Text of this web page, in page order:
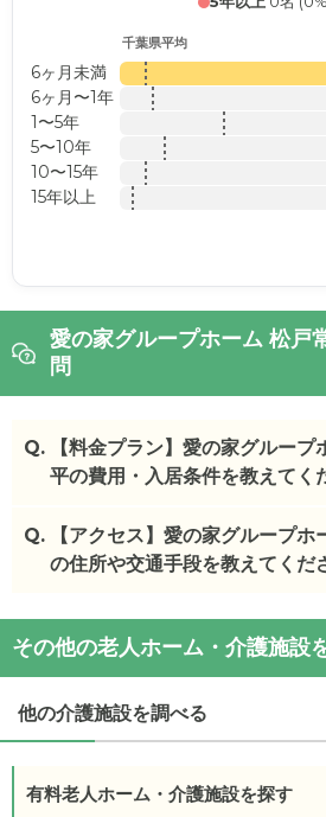
千葉県平均
6ヶ月未満
6ヶ月〜1年
1〜5年
5〜10年
10〜15年
15年以上
愛の家グループホーム 松戸
問
Q.
【料金プラン】愛の家グルー
平の費用・入居条件を教えてく
愛の家グループホーム 松戸常盤
金は次のとおりです。
・月額費用が15.6万円
・要介護度：要支援2、要介護1
・認知症：受け入れ可
Q.
【アクセス】愛の家グループ
の住所や交通手段を教えてくだ
愛の家グループホーム 松戸常盤
・住所：千葉県松戸市常盤平7-
・最寄り駅：
愛の家グループホーム 松戸常盤平
盤平」駅より徒歩約18分
その他の老人ホーム・介護施設
他の介護施設を調べる
有料老人ホーム・介護施設を探す